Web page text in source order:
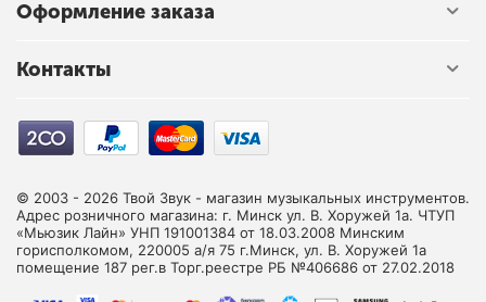
Оформление заказа
Контакты
© 2003 - 2026 Твой Звук - магазин музыкальных инструментов.
Адрес розничного магазина: г. Минск ул. В. Хоружей 1а. ЧТУП
«Мьюзик Лайн» УНП 191001384 от 18.03.2008 Минским
горисполкомом, 220005 а/я 75 г.Минск, ул. В. Хоружей 1а
помещение 187 рег.в Торг.реестре РБ №406686 от 27.02.2018